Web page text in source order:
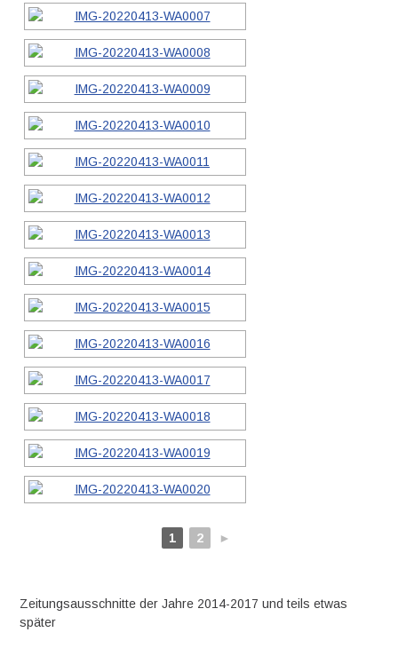
1 2 ►
Zeitungsausschnitte der Jahre 2014-2017 und teils etwas
später